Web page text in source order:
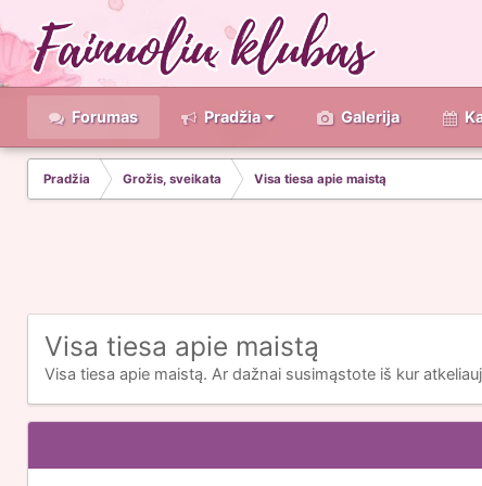
Forumas Pradžia Galerija
Pradžia Grožis, sveikata Visa tiesa apie maistą
Visa tiesa apie maistą
Visa tiesa apie maistą. Ar dažnai susimąstote iš kur